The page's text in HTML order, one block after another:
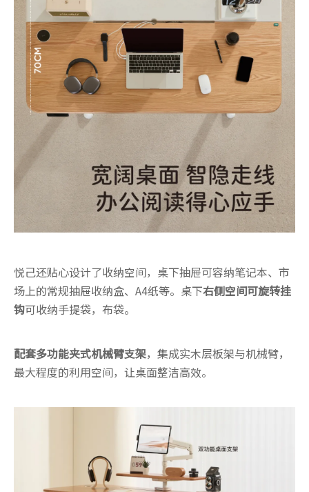
悦己还贴心设计了收纳空间，桌下抽屉可容纳笔记本、市
场上的常规抽屉收纳盒、A4纸等。桌下右侧空间可旋转挂
钩可收纳手提袋，布袋。
配套多功能夹式机械臂支架，集成实木层板架与机械臂，
最大程度的利用空间，让桌面整洁高效。